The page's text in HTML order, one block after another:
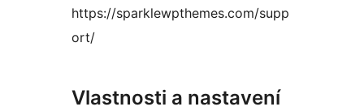
https://sparklewpthemes.com/supp
ort/
Vlastnosti a nastavení